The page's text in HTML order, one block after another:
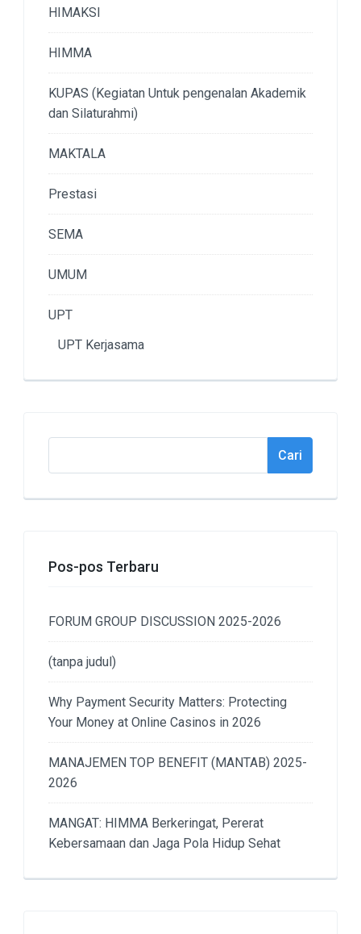
HIMAKSI
HIMMA
KUPAS (Kegiatan Untuk pengenalan Akademik
dan Silaturahmi)
MAKTALA
Prestasi
SEMA
UMUM
UPT
UPT Kerjasama
Cari
Pos-pos Terbaru
FORUM GROUP DISCUSSION 2025-2026
(tanpa judul)
Why Payment Security Matters: Protecting
Your Money at Online Casinos in 2026
MANAJEMEN TOP BENEFIT (MANTAB) 2025-
2026
MANGAT: HIMMA Berkeringat, Pererat
Kebersamaan dan Jaga Pola Hidup Sehat